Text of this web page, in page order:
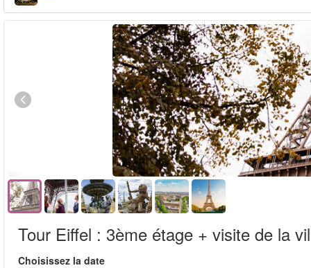
Tour Eiffel : 3ème étage + visite de la
Choisissez la date